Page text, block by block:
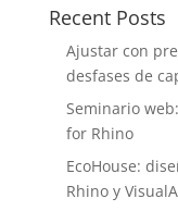
Recent Posts
Ajustar con
desfases de
Seminario
for Rhino
EcoHouse:
Rhino y